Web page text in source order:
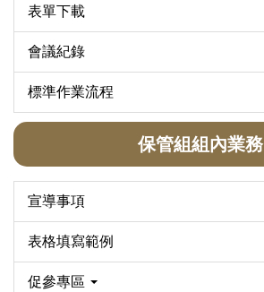
表單下載
會議紀錄
標準作業流程
保管組組內業務
宣導事項
表格填寫範例
促參專區